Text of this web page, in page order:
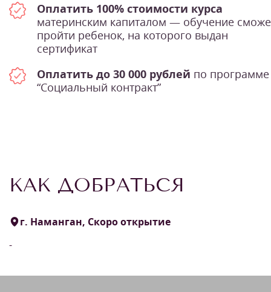
Оплатить 100% стоимости курса
материнским капиталом — обучение
пройти ребенок, на которого выдан
сертификат
Оплатить до 30 000 рублей по программе
“Социальный контракт”
КАК ДОБРАТЬСЯ
г. Наманган, Скоро открытие
-